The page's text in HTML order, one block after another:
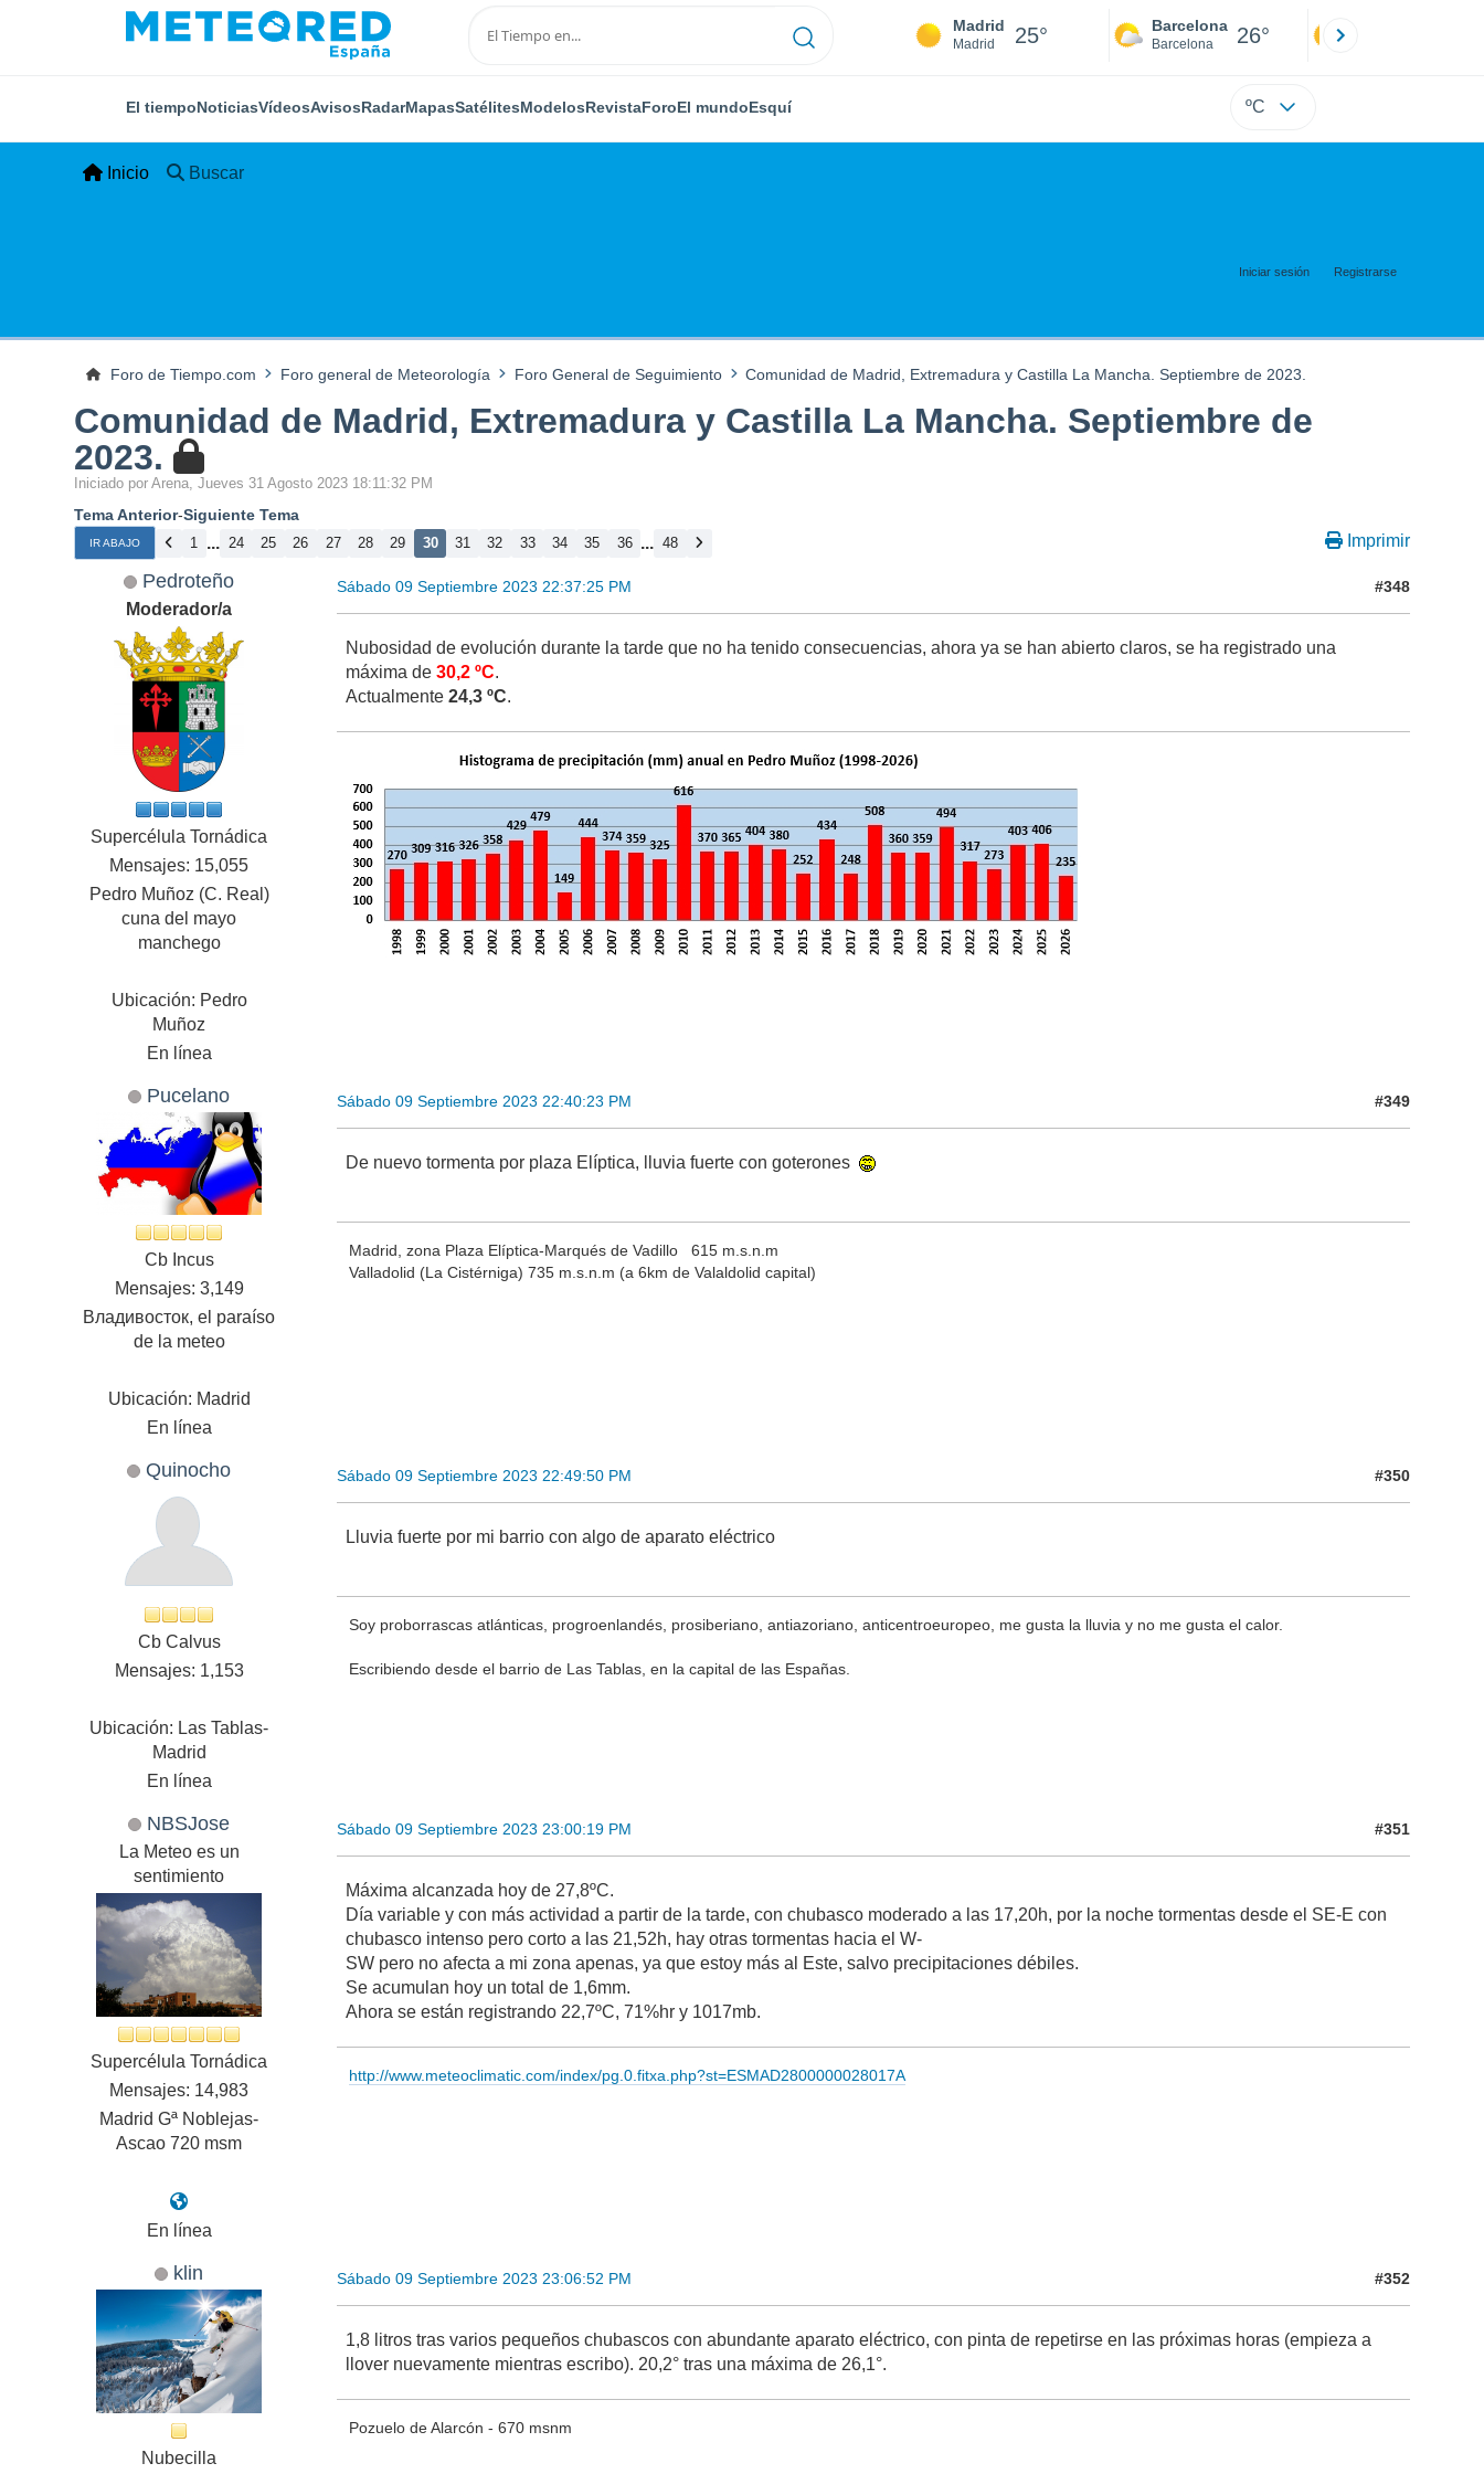
Madrid
Madrid 25° Barcelona
Barcelona 26°
El tiempoNoticiasVídeosAvisosRadarMapasSatélitesModelosRevistaForoEl mundoEsquí ºC
Inicio Buscar
Iniciar sesión Registrarse
Foro de Tiempo.com Foro general de Meteorología Foro General de Seguimiento Comunidad de Madrid, Extremadura y Castilla La Mancha. Septiembre de 2023.
Comunidad de Madrid, Extremadura y Castilla La Mancha. Septiembre de
2023.
Iniciado por Arena, Jueves 31 Agosto 2023 18:11:32 PM
Tema Anterior-Siguiente Tema
IR ABAJO 1 ... 24 25 26 27 28 29 30 31 32 33 34 35 36 ... 48 Imprimir
Pedroteño
Moderador/a
Supercélula Tornádica
Mensajes: 15,055
Pedro Muñoz (C. Real)
cuna del mayo
manchego
Ubicación: Pedro
Muñoz
En línea
Sábado 09 Septiembre 2023 22:37:25 PM #348
Nubosidad de evolución durante la tarde que no ha tenido consecuencias, ahora ya se han abierto claros, se ha registrado una
máxima de30,2 ºC.
Actualmente24,3 ºC.
Pucelano
Cb Incus
Mensajes: 3,149
Владивосток, el paraíso
de la meteo
Ubicación: Madrid
En línea
Sábado 09 Septiembre 2023 22:40:23 PM #349
De nuevo tormenta por plaza Elíptica, lluvia fuerte con goterones
Madrid, zona Plaza Elíptica-Marqués de Vadillo 615 m.s.n.m
Valladolid (La Cistérniga) 735 m.s.n.m (a 6km de Valaldolid capital)
Quinocho
Cb Calvus
Mensajes: 1,153
Ubicación: Las Tablas-
Madrid
En línea
Sábado 09 Septiembre 2023 22:49:50 PM #350
Lluvia fuerte por mi barrio con algo de aparato eléctrico
Soy proborrascas atlánticas, progroenlandés, prosiberiano, antiazoriano, anticentroeuropeo, me gusta la lluvia y no me gusta el calor.
Escribiendo desde el barrio de Las Tablas, en la capital de las Españas.
NBSJose
La Meteo es un
sentimiento
Supercélula Tornádica
Mensajes: 14,983
Madrid Gª Noblejas-
Ascao 720 msm
En línea
Sábado 09 Septiembre 2023 23:00:19 PM #351
Máxima alcanzada hoy de 27,8ºC.
Día variable y con más actividad a partir de la tarde, con chubasco moderado a las 17,20h, por la noche tormentas desde el SE-E con
chubasco intenso pero corto a las 21,52h, hay otras tormentas hacia el W-
SW pero no afecta a mi zona apenas, ya que estoy más al Este, salvo precipitaciones débiles.
Se acumulan hoy un total de 1,6mm.
Ahora se están registrando 22,7ºC, 71%hr y 1017mb.
http://www.meteoclimatic.com/index/pg.0.fitxa.php?st=ESMAD2800000028017A
klin
Nubecilla
Sábado 09 Septiembre 2023 23:06:52 PM #352
1,8 litros tras varios pequeños chubascos con abundante aparato eléctrico, con pinta de repetirse en las próximas horas (empieza a
llover nuevamente mientras escribo). 20,2° tras una máxima de 26,1°.
Pozuelo de Alarcón - 670 msnm